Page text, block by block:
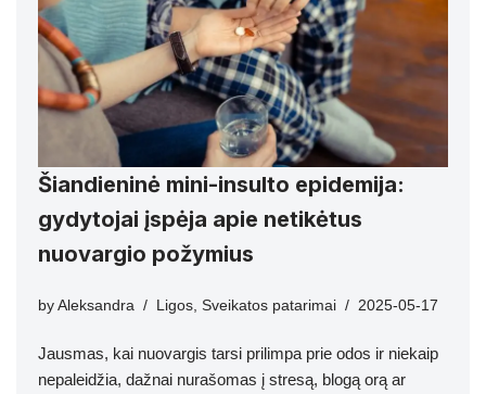
Šiandieninė mini-insulto epidemija:
gydytojai įspėja apie netikėtus
nuovargio požymius
by Aleksandra Ligos Sveikatos patarimai 2025-05-17
Jausmas, kai nuovargis tarsi prilimpa prie odos ir niekaip
nepaleidžia, dažnai nurašomas į stresą, blogą orą ar